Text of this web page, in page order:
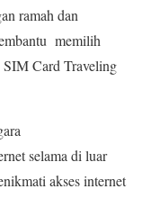
ramah dan
memilih
Card Traveling
selama di luar
akses internet